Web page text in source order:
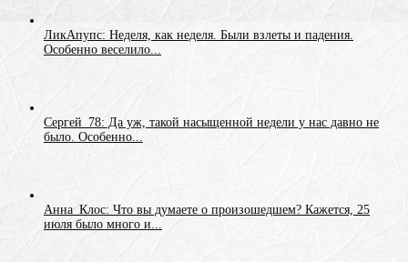
ЛикАпупс: Неделя, как неделя. Были взлеты и падения.
Особенно веселило...
Сергей_78: Да уж, такой насыщенной недели у нас давно не
было. Особенно...
Анна_Клос: Что вы думаете о произошедшем? Кажется, 25
июля было много и...